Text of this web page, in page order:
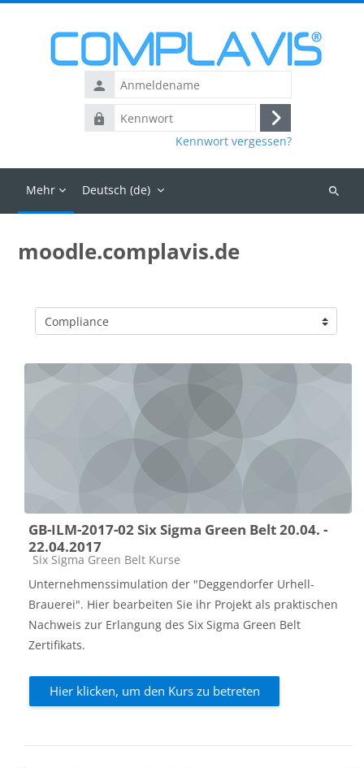
Anmeldename
Kennwort
Login
Kennwort vergessen?
Mehr Deutsch ‎(de)‎
Kurse
moodle.complavis.de
Kursbereiche
GB-ILM-2017-02 Six Sigma Green Belt 20.04. -
22.04.2017
Kursbereich
Six Sigma Green Belt Kurse
Unternehmenssimulation der "Deggendorfer Urhell-
Brauerei". Hier bearbeiten Sie ihr Projekt als praktischen
Nachweis zur Erlangung des Six Sigma Green Belt
Zertifikats.
Hier klicken, um den Kurs zu betreten